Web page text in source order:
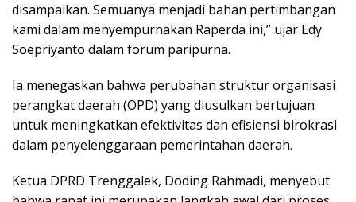
disampaikan. Semuanya menjadi bahan pertimbangan
kami dalam menyempurnakan Raperda ini,” ujar Edy
Soepriyanto dalam forum paripurna.
Ia menegaskan bahwa perubahan struktur organisasi
perangkat daerah (OPD) yang diusulkan bertujuan
untuk meningkatkan efektivitas dan efisiensi birokrasi
dalam penyelenggaraan pemerintahan daerah.
Ketua DPRD Trenggalek, Doding Rahmadi, menyebut